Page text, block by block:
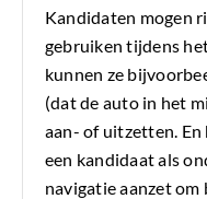
Kandidaten mogen
gebruiken tijdens
kunnen ze
(dat de auto in het
aan- of uitzetten.
een kandidaat als
navigatie aanzet